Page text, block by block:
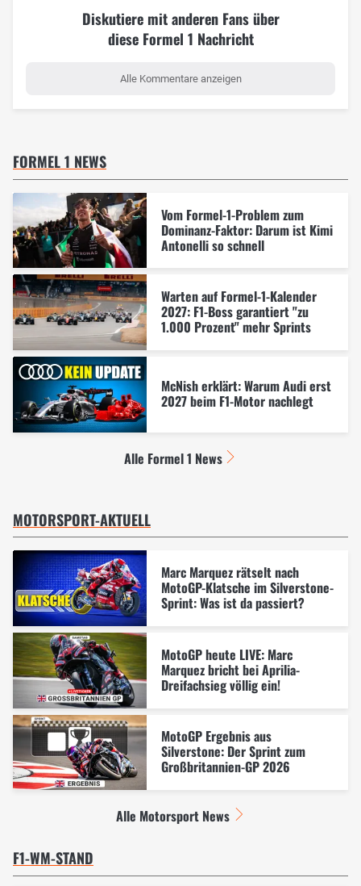
Diskutiere mit anderen Fans über
diese Formel 1 Nachricht
Alle Kommentare anzeigen
FORMEL 1 NEWS
Vom Formel-1-Problem zum
Dominanz-Faktor: Darum ist Kimi
Antonelli so schnell
Warten auf Formel-1-Kalender
2027: F1-Boss garantiert "zu
1.000 Prozent" mehr Sprints
McNish erklärt: Warum Audi erst
2027 beim F1-Motor nachlegt
Alle Formel 1 News
MOTORSPORT-AKTUELL
Marc Marquez rätselt nach
MotoGP-Klatsche im Silverstone-
Sprint: Was ist da passiert?
MotoGP heute LIVE: Marc
Marquez bricht bei Aprilia-
Dreifachsieg völlig ein!
MotoGP Ergebnis aus
Silverstone: Der Sprint zum
Großbritannien-GP 2026
Alle Motorsport News
F1-WM-STAND